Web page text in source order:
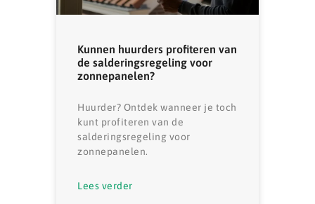
Kunnen huurders profiteren van
de salderingsregeling voor
zonnepanelen?
Huurder? Ontdek wanneer je toch
kunt profiteren van de
salderingsregeling voor
zonnepanelen.
Lees verder